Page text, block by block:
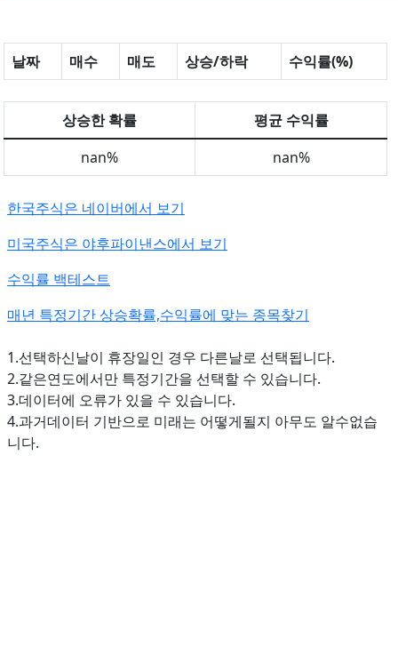
날짜 매수 매도 상승/하락 수익률(%)
상승한 확률
평균 수익률
nan%
nan%
한국주식은 네이버에서 보기
미국주식은 야후파이낸스에서 보기
수익률 백테스트
매년 특정기간 상승확률,수익률에 맞는 종목찾기
1.선택하신날이 휴장일인 경우 다른날로 선택됩니다.
2.같은연도에서만 특정기간을 선택할 수 있습니다.
3.데이터에 오류가 있을 수 있습니다.
4.과거데이터 기반으로 미래는 어떻게될지 아무도 알수없습
니다.